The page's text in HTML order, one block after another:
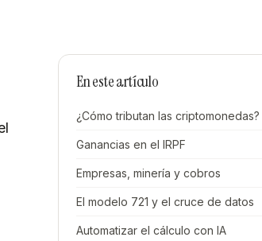
En este artículo
¿Cómo tributan las criptomonedas?
Ganancias en el IRPF
Empresas, minería y cobros
El modelo 721 y el cruce de datos
Automatizar el cálculo con IA